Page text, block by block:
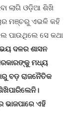
ଲାଗି ଓଡ଼ିଆ ଶିଖି
ମଞ୍ଚରୁ ଏଭଳି କହି
ପାଉଥିଲେ ସେ କଥା
ଦଳର ଶାସନ
ମଧ୍ୟ
ବଡ଼ ରାଜନୈତିକ
ଭାଜପାରେ ଏହି